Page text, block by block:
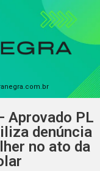
Aprovado PL
denúncia
no ato da